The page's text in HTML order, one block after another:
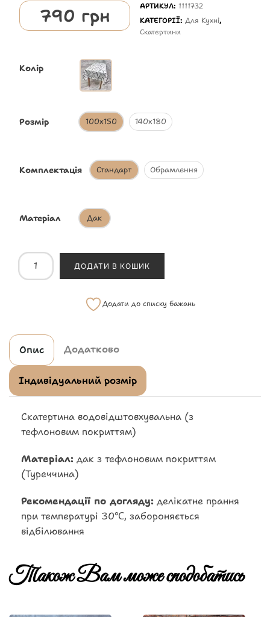
790 грн АРТИКУЛ: 1111732
КАТЕГОРІЇ:Для Кухні,
Скатертини
Колір
Розмір 100х150 140х180
Комплектація Стандарт Обрамлення
Матеріал Дак
ДОДАТИ В КОШИК
Додати до списку бажань
Опис Додатково
Індивідуальний розмір
Скатертина водовідштовхувальна (з
тефлоновим покриттям)
Матеріал: дак з тефлоновим покриттям
(Туреччина)
Рекомендації по догляду: делікатне прання
при температурі 30℃, забороняється
відбілювання
Також Вам може сподобатись